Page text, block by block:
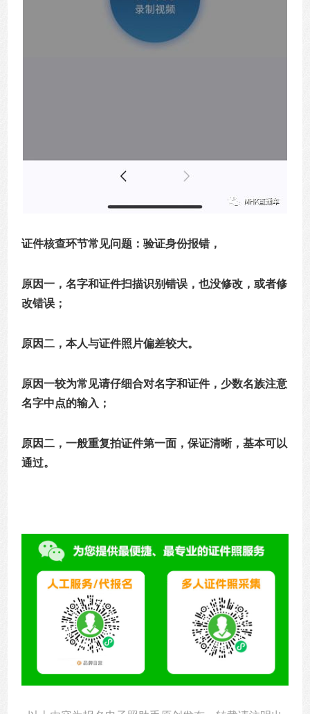
证件核查环节常见问题：验证身份报错，
原因一，名字和证件扫描识别错误，也没修改，或者修
改错误；
原因二，本人与证件照片偏差较大。
原因一较为常见请仔细合对名字和证件，少数名族注意
名字中点的输入；
原因二，一般重复拍证件第一面，保证清晰，基本可以
通过。